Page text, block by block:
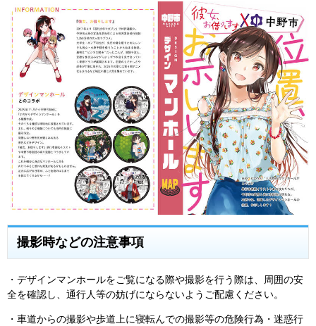
撮影時などの注意事項
・デザインマンホールをご覧になる際や撮影を行う際は、周囲の安
全を確認し、通行人等の妨げにならないようご配慮ください。
・車道からの撮影や歩道上に寝転んでの撮影等の危険行為・迷惑行